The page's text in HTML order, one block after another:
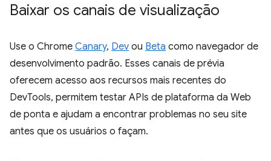
Baixar os canais de visualização
Use o Chrome Canary, Dev ou Beta como navegador de
desenvolvimento padrão. Esses canais de prévia
oferecem acesso aos recursos mais recentes do
DevTools, permitem testar APIs de plataforma da Web
de ponta e ajudam a encontrar problemas no seu site
antes que os usuários o façam.